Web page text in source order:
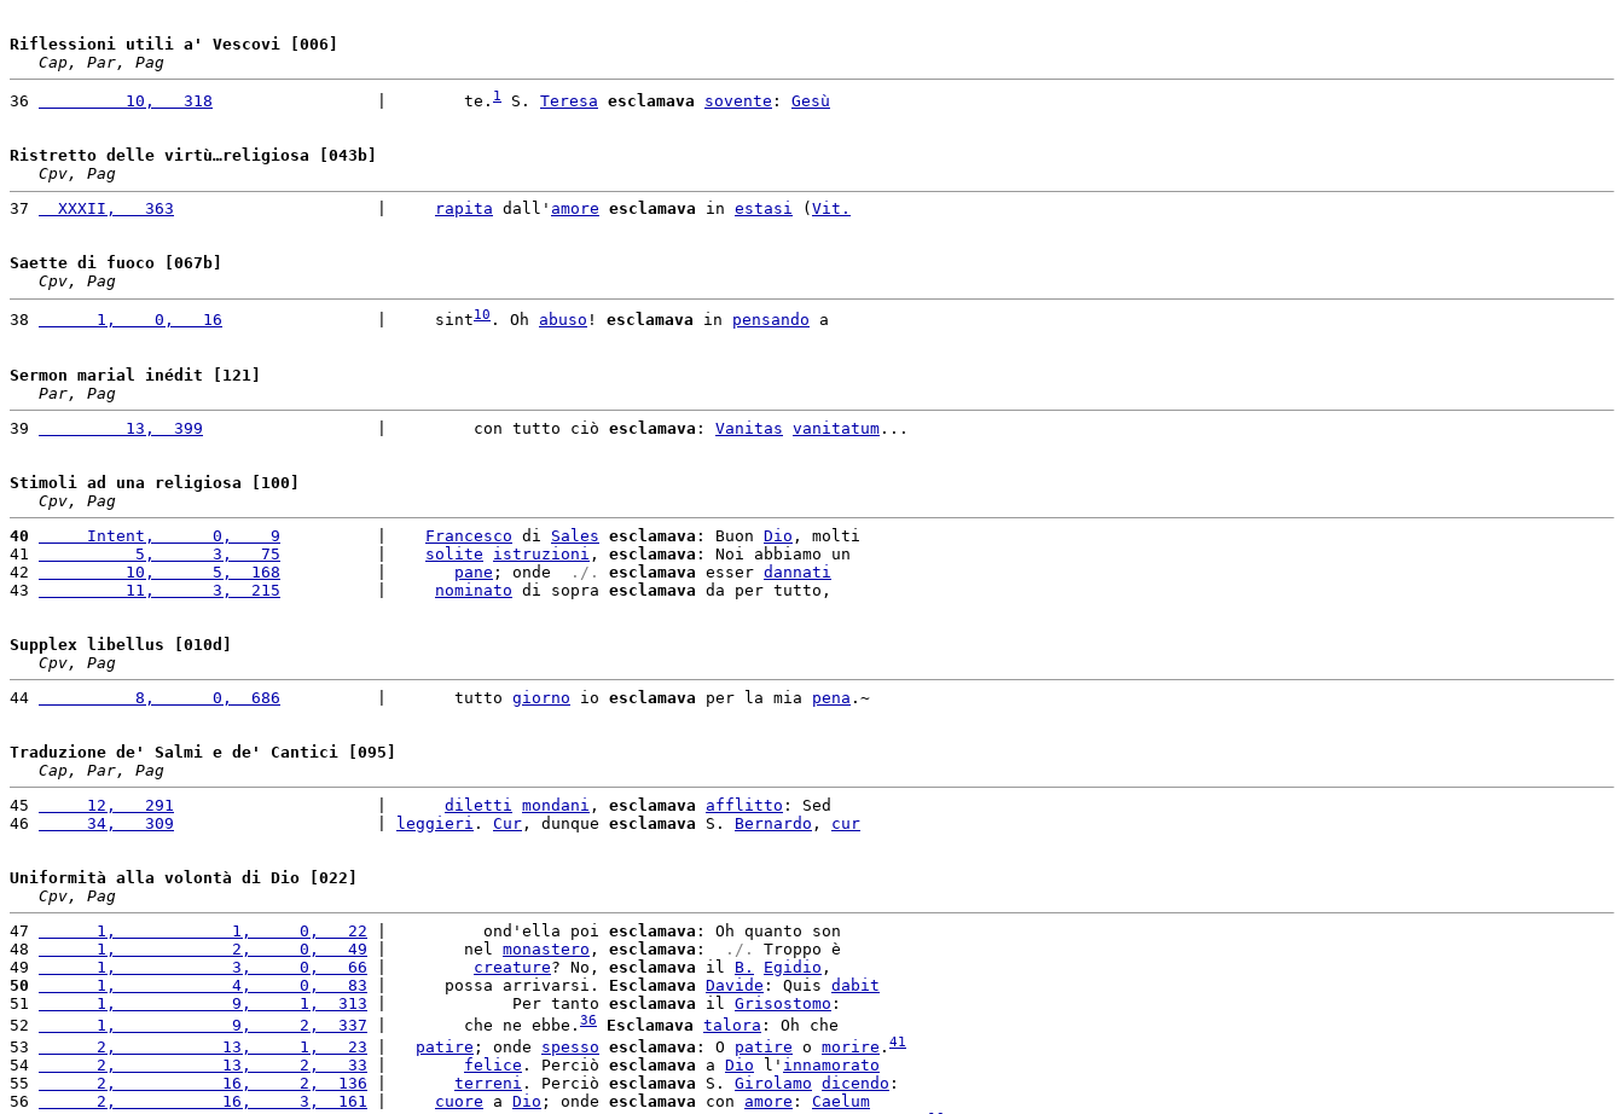
Riflessioni utili a' Vescovi [006]
Cap, Par, Pag
36
         10,   318
                 |        te.
1 S. Teresa esclamava sovente : Gesù
Ristretto delle virtù…religiosa [043b]
Cpv, Pag
37
  XXXII,   363
rapita dall' amore esclamava in estasi ( Vit.
Saette di fuoco [067b]
Cpv, Pag
38
      1,    0,   16
                |     sint
10 . Oh abuso ! esclamava in pensando a
Sermon marial inédit [121]
Par, Pag
39
         13,  399
                  |         con tutto ciò
esclamava : Vanitas vanitatum ...
Stimoli ad una religiosa [100]
Cpv, Pag
40
     Intent,      0,    9
Francesco di Sales esclamava : Buon Dio , molti
41
          5,      3,   75
solite istruzioni , esclamava : Noi abbiamo un
42
         10,      5,  168
pane ; onde ./. esclamava esser dannati
43
         11,      3,  215
nominato di sopra esclamava da per tutto,
Supplex libellus [010d]
Cpv, Pag
44
          8,      0,  686
          |       tutto
giorno io esclamava per la mia pena .~
Traduzione de' Salmi e de' Cantici [095]
Cap, Par, Pag
45
     12,   291
diletti mondani , esclamava afflitto : Sed
46
     34,   309
leggieri . Cur , dunque esclamava S. Bernardo , cur
Uniformità alla volontà di Dio [022]
Cpv, Pag
47
      1,            1,     0,   22
|          ond'ella poi esclamava : Oh quanto son
48
      1,            2,     0,   49
|        nel monastero , esclamava : ./. Troppo è
49
      1,            3,     0,   66
creature? No, esclamava il B. Egidio
50
      1,            4,     0,   83
|      possa arrivarsi. Esclamava Davide : Quis dabit
51
      1,            9,     1,  313
|             Per tanto esclamava il Grisostomo :
52
      1,            9,     2,  337
|        che ne ebbe. 36 Esclamava talora : Oh che
53
      2,           13,     1,   23
patire ; onde spesso esclamava : O patire o morire . 41
54
      2,           13,     2,   33
felice . Perciò esclamava a Dio l' innamorato
55
      2,           16,     2,  136
terreni . Perciò esclamava S. Girolamo dicendo :
56
      2,           16,     3,  161
cuore a Dio ; onde esclamava con amore : Caelum